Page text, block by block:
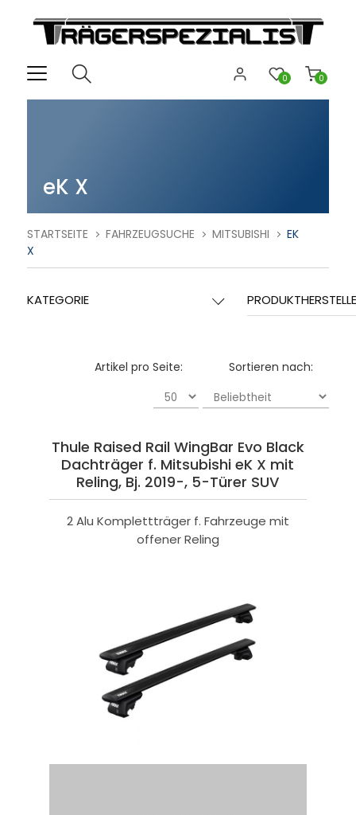
0
0
eK X
STARTSEITE FAHRZEUGSUCHE MITSUBISHI
EK
X
KATEGORIE
Sortieren nach:
Artikel pro Seite:
Thule Raised Rail WingBar Evo Black
Dachträger f. Mitsubishi eK X mit
Reling, Bj. 2019-, 5-Türer SUV
2 Alu Komplettträger f. Fahrzeuge mit
offener Reling